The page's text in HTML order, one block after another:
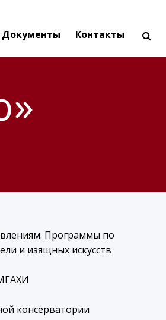
Документы Контакты
Программы по
и изящных искусств
консерватории